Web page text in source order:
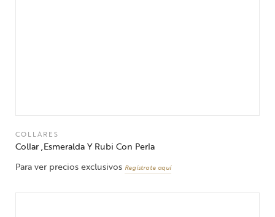
COLLARES
Collar ,Esmeralda Y Rubi Con Perla
Para ver precios exclusivos Regístrate aquí